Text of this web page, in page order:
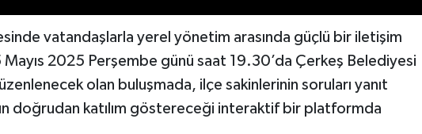
vatandaşlarla yerel yönetim arasında güçlü bir iletişim
Mayıs 2025 Perşembe günü saat 19.30’da Çerkeş Belediyesi
olan buluşmada, ilçe sakinlerinin soruları yanıt
doğrudan katılım göstereceği interaktif bir platformda